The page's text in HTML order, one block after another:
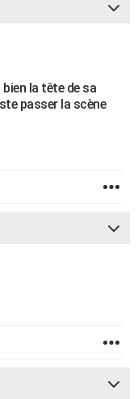
la tête de sa
passer la scène